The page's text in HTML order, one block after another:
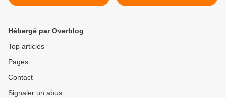
portables en 07
son avenir >
Hébergé par Overblog
Top articles
Pages
Contact
Signaler un abus